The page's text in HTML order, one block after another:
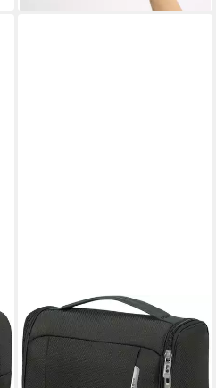
SAMSONITE
Kulturbeutel RESPARK Toilet
Kit, 26,5 cm, Beauty-Bag
Beautybox Schminketui